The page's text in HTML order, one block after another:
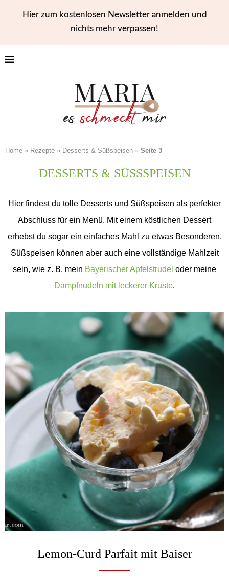
Hier zum kostenlosen Newsletter anmelden und
nichts mehr verpassen!
Home » Rezepte » Desserts & Süßspeisen » Seite 3
DESSERTS & SÜSSSPEISEN
Hier findest du tolle Desserts und Süßspeisen als perfekter
Abschluss für ein Menü. Mit einem köstlichen Dessert
erhebst du sogar ein einfaches Mahl zu etwas Besonderen.
Süßspeisen können aber auch eine vollständige Mahlzeit
sein, wie z. B. mein Bayerischer Apfelstrudel oder meine
Dampfnudeln mit leckerer Kruste.
Lemon-Curd Parfait mit Baiser